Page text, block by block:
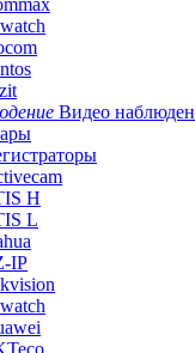
Видео
H
L
IP